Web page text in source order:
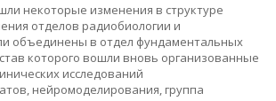
некоторые изменения в структуре
отделов радиобиологии и
объединены в отдел фундаментальных
которого вошли вновь организованные
исследований
нейромоделирования, группа